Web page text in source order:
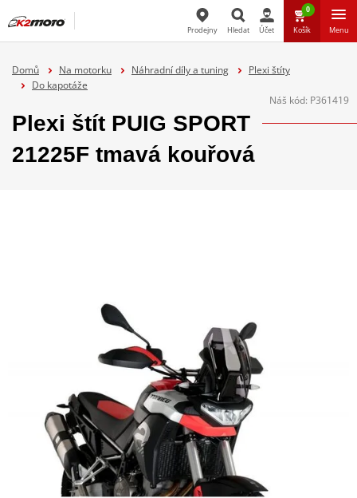
Prodejny Hledat Účet
0
Košík Menu
Domů Na motorku Náhradní díly a tuning
Plexi štíty
Do kapotáže
Náš kód: P361419
Plexi štít PUIG SPORT
21225F tmavá kouřová